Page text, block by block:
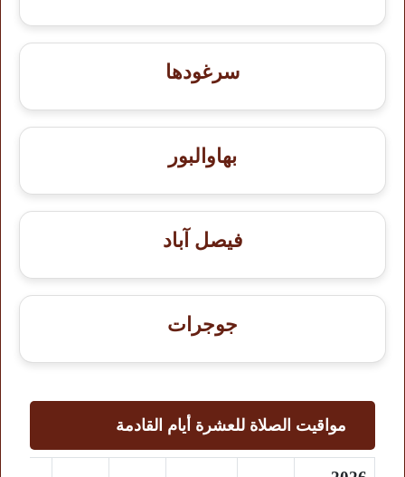
سرغودها
بهاوالبور
فيصل آباد
جوجرات
مواقيت الصلاة للعشرة أيام القادمة